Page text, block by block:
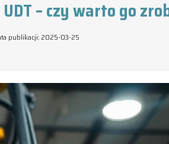
– czy warto go
publikacji: 2025-03-25